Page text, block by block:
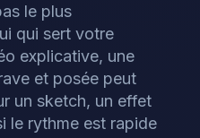
le plus
qui sert votre
explicative, une
et posée peut
un sketch, un effet
le rythme est rapide